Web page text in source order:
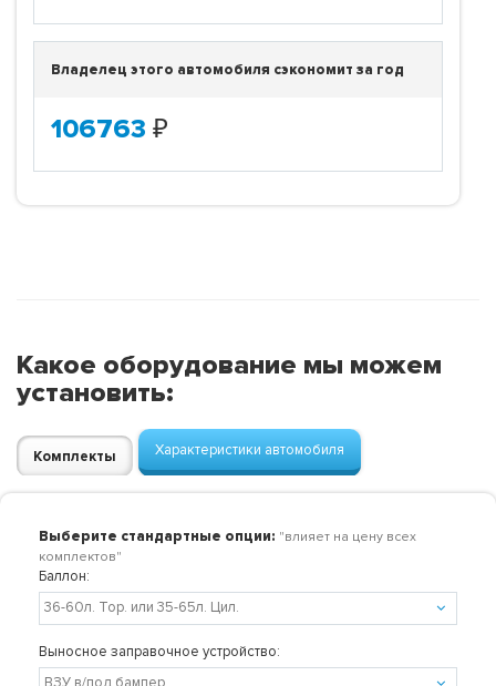
Владелец этого автомобиля сэкономит за год
106763 ₽
Какое оборудование мы можем
установить:
Комплекты Характеристики автомобиля
Выберите стандартные опции: "влияет на цену всех
комплектов"
Баллон:
Выносное заправочное устройство: